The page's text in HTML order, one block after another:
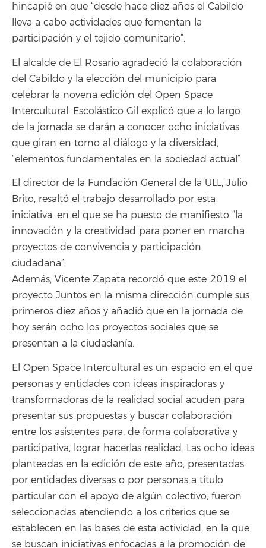
hincapié en que “desde hace diez años el Cabildo
lleva a cabo actividades que fomentan la
participación y el tejido comunitario”.
El alcalde de El Rosario agradeció la colaboración
del Cabildo y la elección del municipio para
celebrar la novena edición del Open Space
Intercultural. Escolástico Gil explicó que a lo largo
de la jornada se darán a conocer ocho iniciativas
que giran en torno al diálogo y la diversidad,
“elementos fundamentales en la sociedad actual”.
El director de la Fundación General de la ULL, Julio
Brito, resaltó el trabajo desarrollado por esta
iniciativa, en el que se ha puesto de manifiesto “la
innovación y la creatividad para poner en marcha
proyectos de convivencia y participación
ciudadana”.
Además, Vicente Zapata recordó que este 2019 el
proyecto Juntos en la misma dirección cumple sus
primeros diez años y añadió que en la jornada de
hoy serán ocho los proyectos sociales que se
presentan a la ciudadanía.
El Open Space Intercultural es un espacio en el que
personas y entidades con ideas inspiradoras y
transformadoras de la realidad social acuden para
presentar sus propuestas y buscar colaboración
entre los asistentes para, de forma colaborativa y
participativa, lograr hacerlas realidad. Las ocho ideas
planteadas en la edición de este año, presentadas
por entidades diversas o por personas a título
particular con el apoyo de algún colectivo, fueron
seleccionadas atendiendo a los criterios que se
establecen en las bases de esta actividad, en la que
se buscan iniciativas enfocadas a la promoción de